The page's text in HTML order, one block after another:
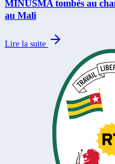
MINUSMA tombés au
au Mali
Lire la suite